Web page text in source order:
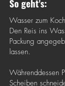
So geht's:
Wasser zum
Den Reis ins
Packung
lassen.
Währenddessen
Scheiben